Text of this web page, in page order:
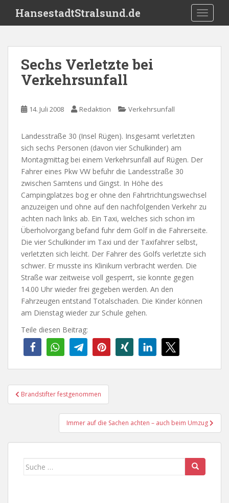
i
HansestadtStralsund.de
Sechs Verletzte bei
Verkehrsunfall
14. Juli 2008 Redaktion Verkehrsunfall
Landesstraße 30 (Insel Rügen). Insgesamt verletzten
sich sechs Personen (davon vier Schulkinder) am
Montagmittag bei einem Verkehrsunfall auf Rügen. Der
Fahrer eines Pkw VW befuhr die Landesstraße 30
zwischen Samtens und Gingst. In Höhe des
Campingplatzes bog er ohne den Fahrtrichtungswechsel
anzuzeigen und ohne auf den nachfolgenden Verkehr zu
achten nach links ab. Ein Taxi, welches sich schon im
Überholvorgang befand fuhr dem Golf in die Fahrerseite.
Die vier Schulkinder im Taxi und der Taxifahrer selbst,
verletzten sich leicht. Der Fahrer des Golfs verletzte sich
schwer. Er musste ins Klinikum verbracht werden. Die
Straße war zeitweise voll gesperrt, sie konnte gegen
14.00 Uhr wieder frei gegeben werden. An den
Fahrzeugen entstand Totalschaden. Die Kinder können
am Dienstag wieder zur Schule gehen.
Teile diesen Beitrag:
Beitragsnavigation
Brandstifter festgenommen
Immer auf die Sachen achten – auch beim Umzug
Suche